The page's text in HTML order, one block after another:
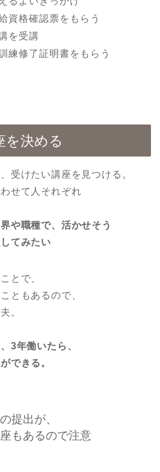
資格確認票をもらう
を受講
練修了証明書をもらう
決める
受けたい講座を見つける。
せて人それぞれ
や職種で、活かせそう
てみたい
とで、
ともあるので、
。
3年働いたら、
できる。
提出が、
もあるので注意